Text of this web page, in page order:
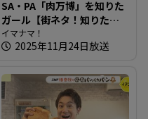
SA・PA「肉万博」を知りた
ガール【街ネタ！知りたガ
ール】
イマナマ！
2025年11月24日放送